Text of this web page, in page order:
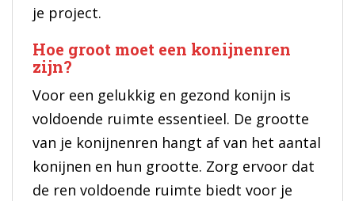
je project.
Hoe groot moet een konijnenren
zijn?
Voor een gelukkig en gezond konijn is
voldoende ruimte essentieel. De grootte
van je konijnenren hangt af van het aantal
konijnen en hun grootte. Zorg ervoor dat
de ren voldoende ruimte biedt voor je